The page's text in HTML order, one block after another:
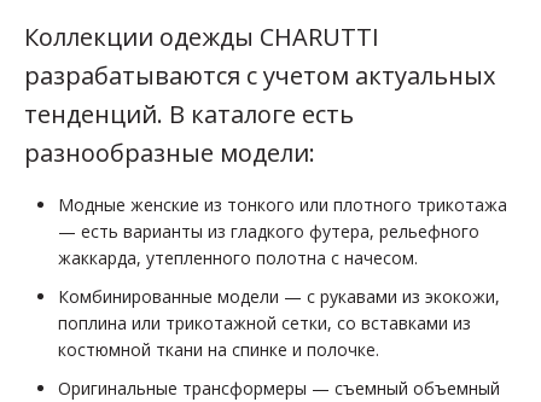
Коллекции одежды CHARUTTI
разрабатываются с учетом актуальных
тенденций. В каталоге есть
разнообразные модели:
Модные женские из тонкого или плотного трикотажа
— есть варианты из гладкого футера, рельефного
жаккарда, утепленного полотна с начесом.
Комбинированные модели — с рукавами из экокожи,
поплина или трикотажной сетки, со вставками из
костюмной ткани на спинке и полочке.
Оригинальные трансформеры — съемный объемный